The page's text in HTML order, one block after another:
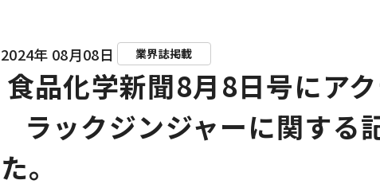
2024年 08月08日 業界誌掲載
食品化学新聞8月8日号にア
ラックジンジャーに関する
た。